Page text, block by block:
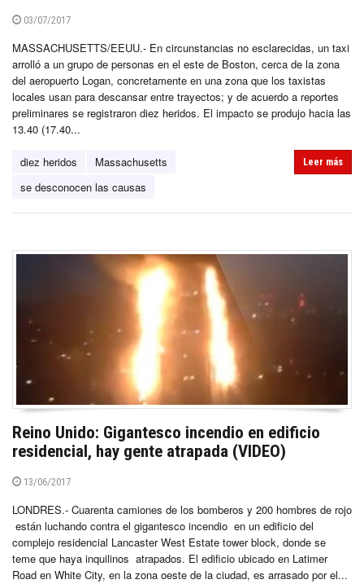
03/07/2017
MASSACHUSETTS/EEUU.- En circunstancias no esclarecidas, un taxi
arrolló a un grupo de personas en el este de Boston, cerca de la zona
del aeropuerto Logan, concretamente en una zona que los taxistas
locales usan para descansar entre trayectos; y de acuerdo a reportes
preliminares se registraron diez heridos. El impacto se produjo hacia las
13.40 (17.40...
diez heridos
Massachusetts
se desconocen las causas
Leer más
Reino Unido: Gigantesco incendio en edificio
residencial, hay gente atrapada (VIDEO)
13/06/2017
LONDRES.- Cuarenta camiones de los bomberos y 200 hombres de rojo
están luchando contra el gigantesco incendio en un edificio del
complejo residencial Lancaster West Estate tower block, donde se
teme que haya inquilinos atrapados. El edificio ubicado en Latimer
Road en White City, en la zona oeste de la ciudad, es arrasado por el...